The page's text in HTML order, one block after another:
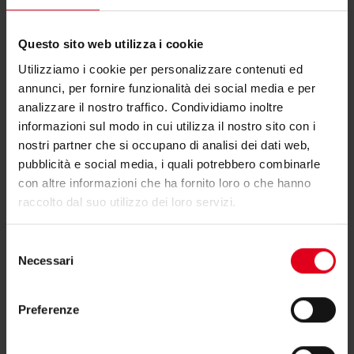
Questo sito web utilizza i cookie
Utilizziamo i cookie per personalizzare contenuti ed
annunci, per fornire funzionalità dei social media e per
analizzare il nostro traffico. Condividiamo inoltre
informazioni sul modo in cui utilizza il nostro sito con i
nostri partner che si occupano di analisi dei dati web,
pubblicità e social media, i quali potrebbero combinarle
con altre informazioni che ha fornito loro o che hanno
raccolto dal suo utilizzo dei loro servizi.
delNecessari
Preferenze
consulente tecnico o commerciale di zona.
Trova il consulente di zona
Potrebbero interessarti anche